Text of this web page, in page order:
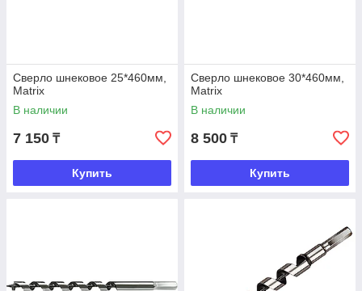
Сверло шнековое 25*460мм,
Matrix
В наличии
7 150 ₸
Купить
Сверло шнековое 30*460мм,
Matrix
В наличии
8 500 ₸
Купить